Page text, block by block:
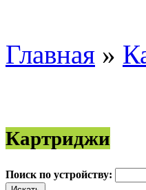
Главная »
Картриджи
Поиск по устройству: